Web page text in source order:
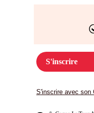
S'inscrire
S'inscrire avec son